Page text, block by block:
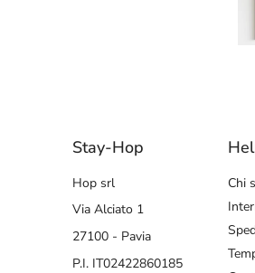
Stay-Hop
Hop srl
Via Alciato 1
27100 - Pavia
P.I. IT02422860185
Chi